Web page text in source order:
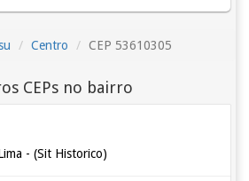
Centro CEP 53610305
CEPs no bairro
- (Sit Historico)